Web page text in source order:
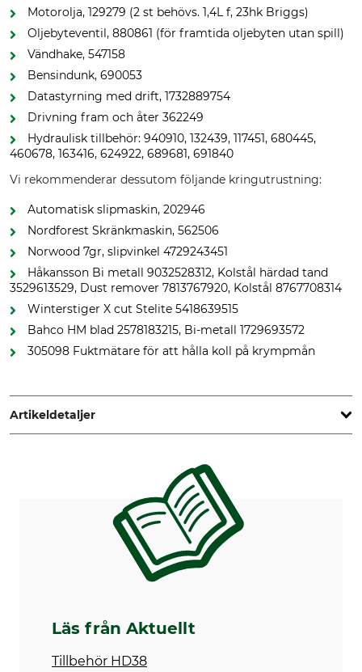
Motorolja, 129279 (2 st behövs. 1,4L f, 23hk Briggs)
Oljebyteventil, 880861 (för framtida oljebyten utan spill)
Vändhake, 547158
Bensindunk, 690053
Datastyrning med drift, 1732889754
Drivning fram och åter 362249
Hydraulisk tillbehör: 940910, 132439, 117451, 680445,
460678, 163416, 624922, 689681, 691840
Vi rekommenderar dessutom följande kringutrustning:
Automatisk slipmaskin, 202946
Nordforest Skränkmaskin, 562506
Norwood 7gr, slipvinkel 4729243451
Håkansson Bi metall 9032528312, Kolstål härdad tand
3529613529, Dust remover 7813767920, Kolstål 8767708314
Winterstiger X cut Stelite 5418639515
Bahco HM blad 2578183215, Bi-metall 1729693572
305098 Fuktmätare för att hålla koll på krympmån
Artikeldetaljer
89 cm
Produkttyp
Sågverk
Längd
6 meter
5,1 meter
869 kg
Läs från Aktuellt
Tillbehör HD38